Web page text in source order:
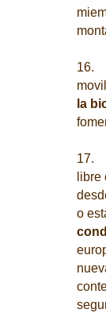
16.
la
17.
libre
o